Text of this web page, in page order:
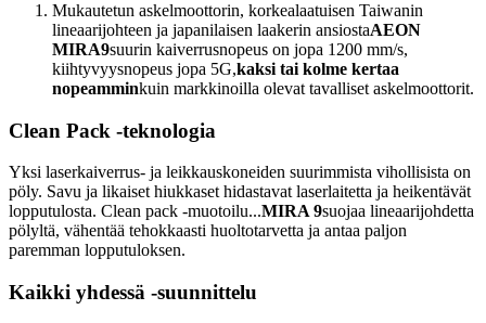
Mukautetun askelmoottorin, korkealaatuisen Taiwanin
lineaarijohteen ja japanilaisen laakerin ansiostaAEON
MIRA9suurin kaiverrusnopeus on jopa 1200 mm/s,
kiihtyvyysnopeus jopa 5G,kaksi tai kolme kertaa
nopeamminkuin markkinoilla olevat tavalliset askelmoottorit.
Clean Pack -teknologia
Yksi laserkaiverrus- ja leikkauskoneiden suurimmista vihollisista on
pöly. Savu ja likaiset hiukkaset hidastavat laserlaitetta ja heikentävät
lopputulosta. Clean pack -muotoilu...MIRA 9suojaa lineaarijohdetta
pölyltä, vähentää tehokkaasti huoltotarvetta ja antaa paljon
paremman lopputuloksen.
Kaikki yhdessä -suunnittelu